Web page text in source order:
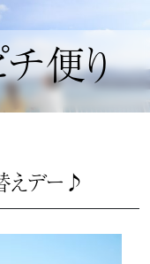
チ便り
えデー♪